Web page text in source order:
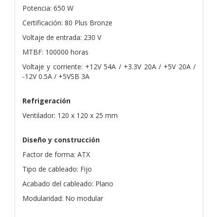
Potencia: 650 W
Certificación: 80 Plus Bronze
Voltaje de entrada: 230 V
MTBF: 100000 horas
Voltaje y corriente: +12V 54A / +3.3V 20A / +5V 20A /
-12V 0.5A / +5VSB 3A
Refrigeración
Ventilador: 120 x 120 x 25 mm
Diseño y construcción
Factor de forma: ATX
Tipo de cableado: Fijo
Acabado del cableado: Plano
Modularidad: No modular